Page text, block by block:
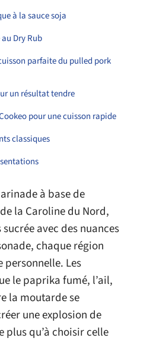
à la sauce soja
Dry Rub
parfaite du pulled pork
un résultat tendre
pour une cuisson rapide
classiques
à base de
la Caroline du Nord,
avec des nuances
chaque région
personnelle. Les
le paprika fumé, l’ail,
la moutarde se
une explosion de
plus qu’à choisir celle